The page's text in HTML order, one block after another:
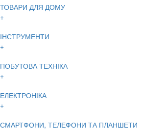
ТОВАРИ ДЛЯ ДОМУ
+
ІНСТРУМЕНТИ
+
ПОБУТОВА ТЕХНІКА
+
ЕЛЕКТРОНІКА
+
СМАРТФОНИ, ТЕЛЕФОНИ ТА ПЛАНШЕТИ